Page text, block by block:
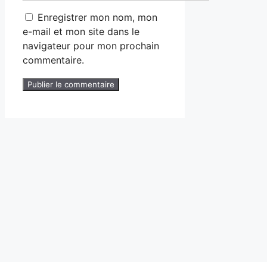
Enregistrer mon nom, mon
e-mail et mon site dans le
navigateur pour mon prochain
commentaire.